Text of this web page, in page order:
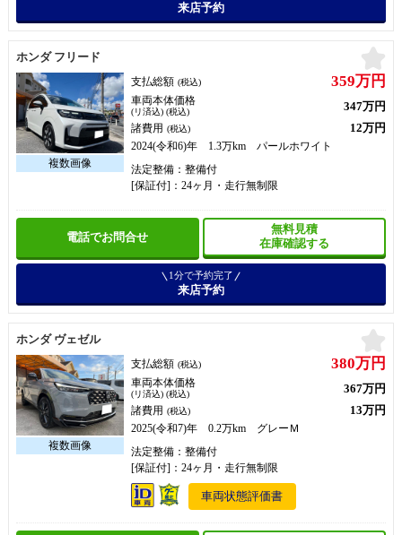
来店予約
ホンダ フリード
支払総額 (税込) 359万円
車両本体価格
(リ済込) (税込) 347万円
諸費用 (税込) 12万円
2024(令和6)年 1.3万km パールホワイト
法定整備：整備付
[保証付]：24ヶ月・走行無制限
電話でお問合せ
無料見積
在庫確認する
1分で予約完了
来店予約
ホンダ ヴェゼル
支払総額 (税込) 380万円
車両本体価格
(リ済込) (税込) 367万円
諸費用 (税込) 13万円
2025(令和7)年 0.2万km グレーＭ
法定整備：整備付
[保証付]：24ヶ月・走行無制限
車両状態評価書